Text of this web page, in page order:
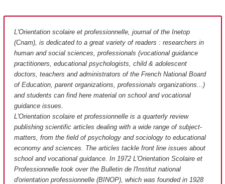
L'Orientation scolaire et professionnelle, journal of the Inetop
(Cnam), is dedicated to a great variety of readers : researchers in
human and social sciences, professionals (vocational guidance
practitioners, educational psychologists, child & adolescent
doctors, teachers and administrators of the French National Board
of Education, parent organizations, professionals organizations...)
and students can find here material on school and vocational
guidance issues.
L'Orientation scolaire et professionnelle is a quarterly review
publishing scientific articles dealing with a wide range of subject-
matters, from the field of psychology and sociology to educational
economy and sciences. The articles tackle front line issues about
school and vocational guidance. In 1972 L'Orientation Scolaire et
Professionnelle took over the Bulletin de l'Institut national
d'orientation professionnelle (BINOP), which was founded in 1928